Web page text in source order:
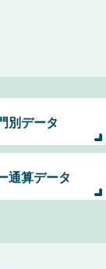
別データ
通算データ